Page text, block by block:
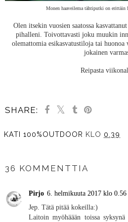
Monen haaveilema tähtiputki on erittäin
Olen itsekin vuosien saatossa
pihalleni. Toivottavasti joku muukin
olemattomia esikasvatustiloja tai
jokainen
Reipasta
SHARE:
KATI 100%OUTDOOR KLO 0.39
36 KOMMENTTIA
Pirjo 6. helmikuuta 2017 klo 0.56
Jep. Tätä pitää kokeilla:)
Laitoin myöhäään toissa syksynä